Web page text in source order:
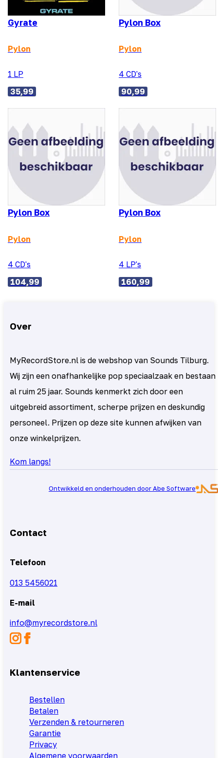
Gyrate
Pylon
1 LP
35,99
Pylon Box
Pylon
4 CD's
90,99
Pylon Box
Pylon
4 CD's
104,99
Pylon Box
Pylon
4 LP's
160,99
Over
MyRecordStore.nl is de webshop van Sounds Tilburg.
Wij zijn een onafhankelijke pop speciaalzaak en bestaan
al ruim 25 jaar. Sounds kenmerkt zich door een
uitgebreid assortiment, scherpe prijzen en deskundig
personeel. Prijzen op deze site kunnen afwijken van
onze winkelprijzen.
Kom langs!
Ontwikkeld en onderhouden door Abe Software
Contact
Telefoon
013 5456021
E-mail
info@myrecordstore.nl
Klantenservice
Bestellen
Betalen
Verzenden & retourneren
Garantie
Privacy
Algemene voorwaarden